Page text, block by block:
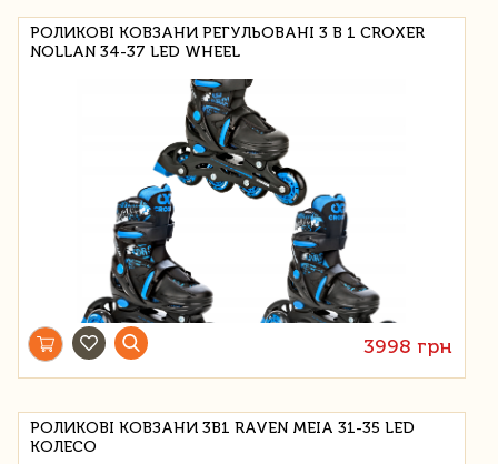
РОЛИКОВІ КОВЗАНИ РЕГУЛЬОВАНІ 3 В 1 CROXER
NOLLAN 34-37 LED WHEEL
3998 грн
РОЛИКОВІ КОВЗАНИ 3В1 RAVEN MEIA 31-35 LED
КОЛЕСО